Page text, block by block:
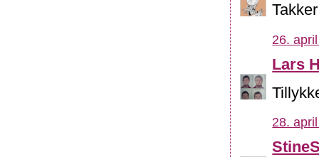
26.
Lars
28.